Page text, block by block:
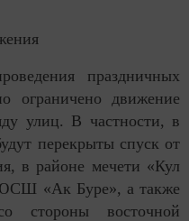
праздничных
ограничено движение
улиц. В частности, в
перекрыты спуск от
в районе мечети «Кул
«Ак Буре», а также
стороны восточной